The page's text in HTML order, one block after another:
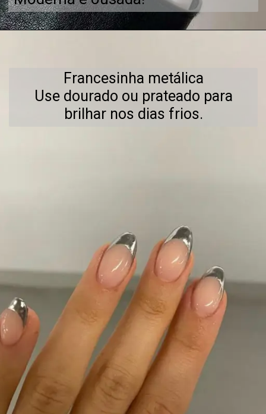
Francesinha metálica
Use dourado ou prateado para
brilhar nos dias frios.